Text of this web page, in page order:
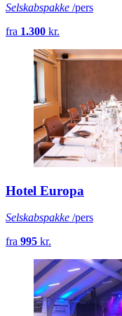
Selskabspakke /pers
fra 1.300 kr.
Hotel Europa
Selskabspakke /pers
fra 995 kr.